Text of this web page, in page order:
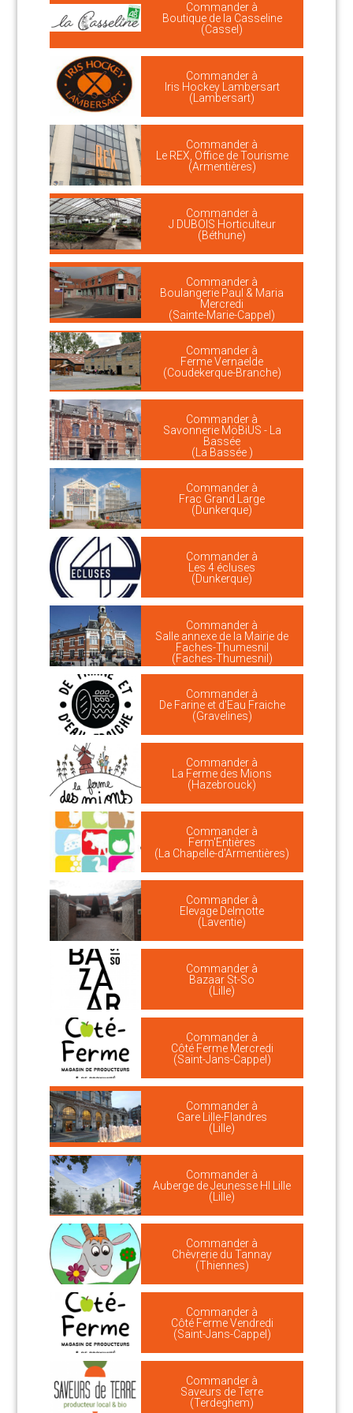
Commander à
Boutique de la Casseline
(Cassel)
Commander à
Iris Hockey Lambersart
(Lambersart)
Commander à
Le REX, Office de Tourisme
(Armentières)
Commander à
J DUBOIS Horticulteur
(Béthune)
Commander à
Boulangerie Paul & Maria
Mercredi
(Sainte-Marie-Cappel)
Commander à
Ferme Vernaelde
(Coudekerque-Branche)
Commander à
Savonnerie MöBiUS - La
Bassée
(La Bassée )
Commander à
Frac Grand Large
(Dunkerque)
Commander à
Les 4 écluses
(Dunkerque)
Commander à
Salle annexe de la Mairie de
Faches-Thumesnil
(Faches-Thumesnil)
Commander à
De Farine et d'Eau Fraiche
(Gravelines)
Commander à
La Ferme des Mions
(Hazebrouck)
Commander à
Ferm'Entières
(La Chapelle-d'Armentières)
Commander à
Elevage Delmotte
(Laventie)
Commander à
Bazaar St-So
(Lille)
Commander à
Côté Ferme Mercredi
(Saint-Jans-Cappel)
Commander à
Gare Lille-Flandres
(Lille)
Commander à
Auberge de Jeunesse HI Lille
(Lille)
Commander à
Chèvrerie du Tannay
(Thiennes)
Commander à
Côté Ferme Vendredi
(Saint-Jans-Cappel)
Commander à
Saveurs de Terre
(Terdeghem)